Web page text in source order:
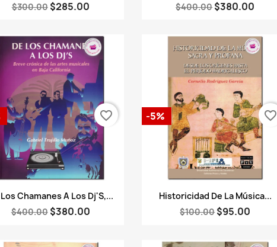
$300.00 $285.00 $400.00$380.00
Vista rápida
Chamanes A Los Dj'S,...
$400.00 $380.00
favorite_border
Vista rápida
Historicidad De La Música...
$100.00$95.00
-5% favorite_border